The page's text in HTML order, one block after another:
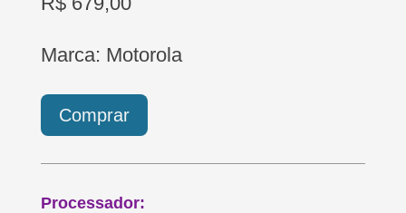
Marca: Motorola
Comprar
Processador: